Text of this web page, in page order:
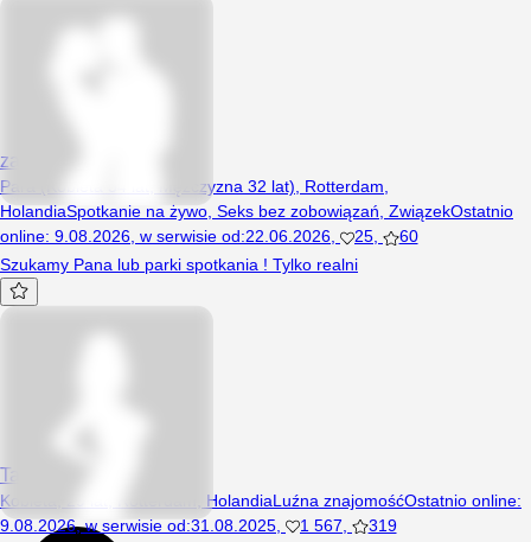
zakreceniNl
Para (Kobieta 34 lat, Mężczyzna 32 lat), Rotterdam,
HolandiaSpotkanie na żywo Seks bez zobowiązań ZwiązekOstatnio
online: 9.08.2026 w serwisie od:22.06.2026 25
60
Szukamy Pana lub parki spotkania ! Tylko realni
TakaaSobiee
Kobieta, 29 lat, Rotterdam, HolandiaLuźna znajomośćOstatnio online:
9.08.2026,w serwisie od:31.08.2025 1 567
319